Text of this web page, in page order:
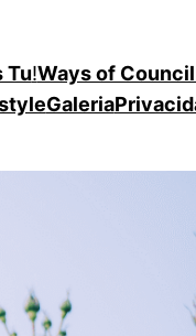
Tu!Ways of
Galeria